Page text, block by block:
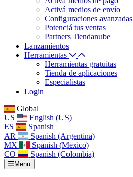
Activá medios de envío
Configuraciones avanzadas
Potenciá tus ventas
Partners Tiendanube
Lanzamientos
Herramientas
Herramientas gratuitas
Tienda de aplicaciones
Especialistas
Login
Global
US
English (US)
ES
Spanish
AR
Spanish (Argentina)
MX
Spanish (Mexico)
CO
Spanish (Colombia)
Menu